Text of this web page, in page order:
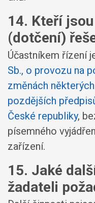
14. Kteří
(dotčení)
Účastníkem řízení
Sb., o provozu na
změnách
pozdějších
České republiky,
písemného
zařízení.
15. Jaké
žadateli